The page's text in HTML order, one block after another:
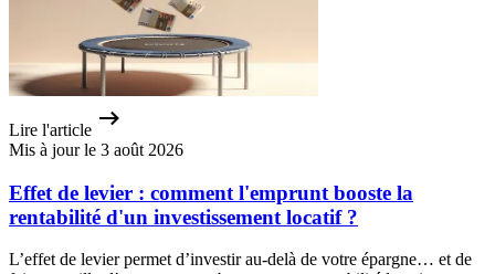
Lire l'article
Mis à jour le 3 août 2026
Effet de levier : comment l'emprunt booste la
rentabilité d'un investissement locatif ?
L’effet de levier permet d’investir au-delà de votre épargne… et de